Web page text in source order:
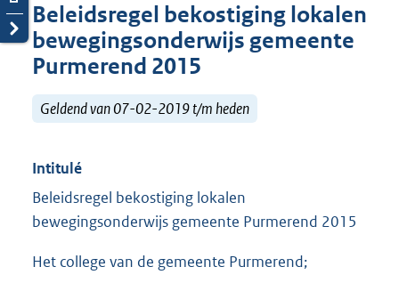
Beleidsregel bekostiging lokalen
bewegingsonderwijs gemeente
Purmerend 2015
Geldend van 07-02-2019 t/m heden
Intitulé
Beleidsregel bekostiging lokalen
bewegingsonderwijs gemeente Purmerend 2015
Het college van de gemeente Purmerend;